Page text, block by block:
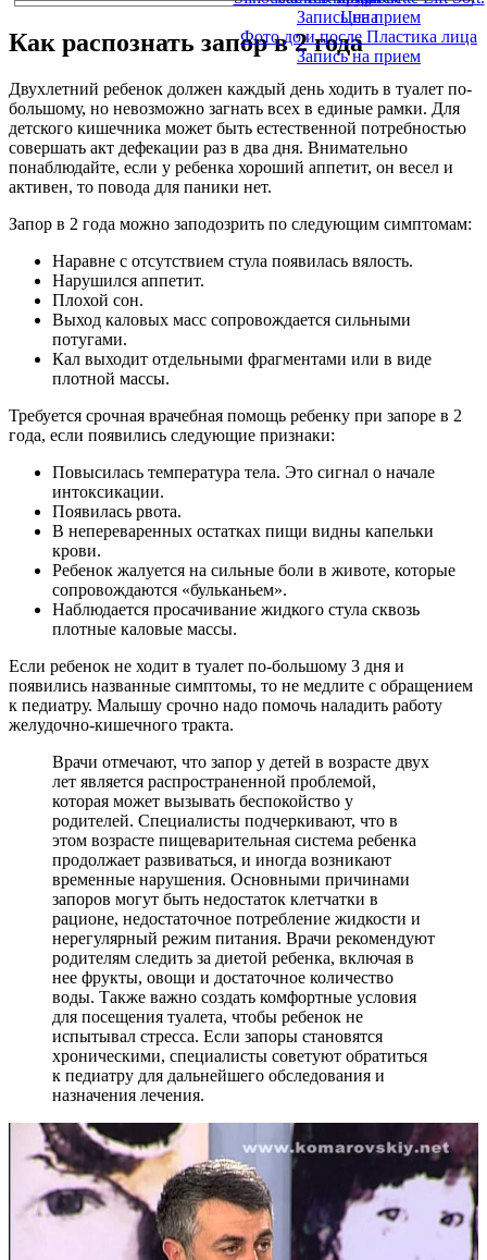
Цена
Фото до и после Пластика лица
Запись на прием
Запись на прием
Как распознать запор в 2 года
Двухлетний ребенок должен каждый день ходить в туалет по-
большому, но невозможно загнать всех в единые рамки. Для
детского кишечника может быть естественной потребностью
совершать акт дефекации раз в два дня. Внимательно
понаблюдайте, если у ребенка хороший аппетит, он весел и
активен, то повода для паники нет.
Запор в 2 года можно заподозрить по следующим симптомам:
Наравне с отсутствием стула появилась вялость.
Нарушился аппетит.
Плохой сон.
Выход каловых масс сопровождается сильными
потугами.
Кал выходит отдельными фрагментами или в виде
плотной массы.
Требуется срочная врачебная помощь ребенку при запоре в 2
года, если появились следующие признаки:
Повысилась температура тела. Это сигнал о начале
интоксикации.
Появилась рвота.
В непереваренных остатках пищи видны капельки
крови.
Ребенок жалуется на сильные боли в животе, которые
сопровождаются «бульканьем».
Наблюдается просачивание жидкого стула сквозь
плотные каловые массы.
Если ребенок не ходит в туалет по-большому 3 дня и
появились названные симптомы, то не медлите с обращением
к педиатру. Малышу срочно надо помочь наладить работу
желудочно-кишечного тракта.
Врачи отмечают, что запор у детей в возрасте двух
лет является распространенной проблемой,
которая может вызывать беспокойство у
родителей. Специалисты подчеркивают, что в
этом возрасте пищеварительная система ребенка
продолжает развиваться, и иногда возникают
временные нарушения. Основными причинами
запоров могут быть недостаток клетчатки в
рационе, недостаточное потребление жидкости и
нерегулярный режим питания. Врачи рекомендуют
родителям следить за диетой ребенка, включая в
нее фрукты, овощи и достаточное количество
воды. Также важно создать комфортные условия
для посещения туалета, чтобы ребенок не
испытывал стресса. Если запоры становятся
хроническими, специалисты советуют обратиться
к педиатру для дальнейшего обследования и
назначения лечения.